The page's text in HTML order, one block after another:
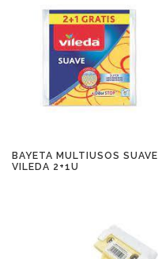
BAYETA MULTIUSOS SUAVE
VILEDA 2+1U